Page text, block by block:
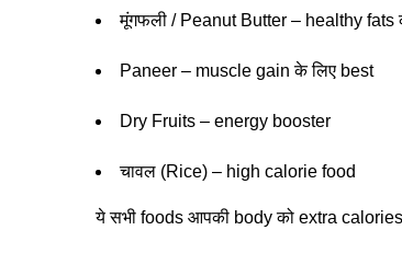
मूंगफली / Peanut Butter – healthy fats
Paneer – muscle gain के लिए best
Dry Fruits – energy booster
चावल (Rice) – high calorie food
ये सभी foods आपकी body को extra